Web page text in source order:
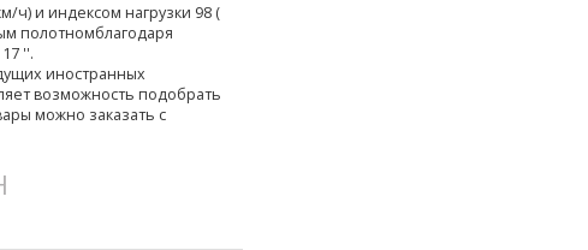
ч) и индексом нагрузки 98 (
полотномблагодаря
''.
иностранных
возможность подобрать
можно заказать с